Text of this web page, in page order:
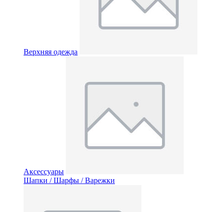
Верхняя одежда
Аксессуары
Шапки / Шарфы / Варежки